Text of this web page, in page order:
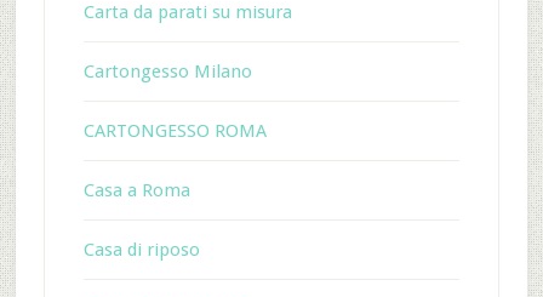
Carta da parati su misura
Cartongesso Milano
CARTONGESSO ROMA
Casa a Roma
Casa di riposo